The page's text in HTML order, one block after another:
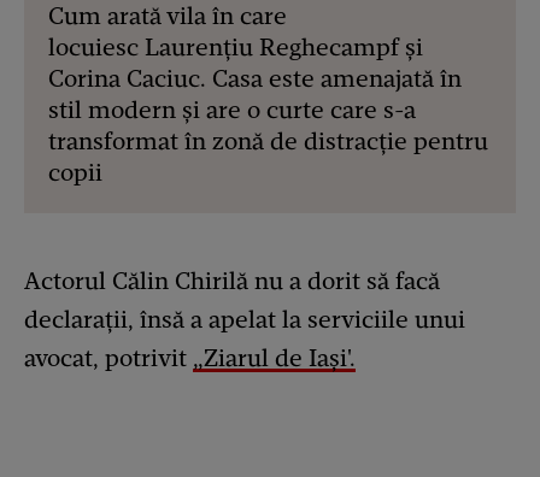
Cum arată vila în care
locuiesc Laurențiu Reghecampf și
Corina Caciuc. Casa este amenajată în
stil modern și are o curte care s-a
transformat în zonă de distracție pentru
copii
Actorul Călin Chirilă nu a dorit să facă
declarații, însă a apelat la serviciile unui
avocat, potrivit „Ziarul de Iași'.